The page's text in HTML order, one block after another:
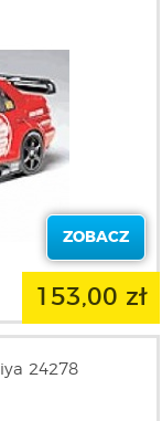
ZOBACZ
153,00 zł
24278